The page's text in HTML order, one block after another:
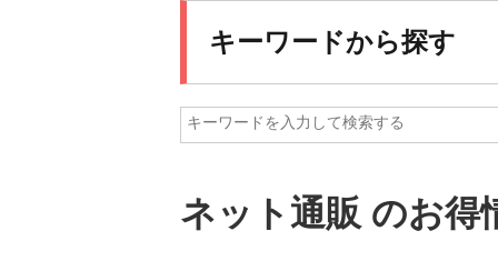
キーワードから探す
ネット通販 のお得